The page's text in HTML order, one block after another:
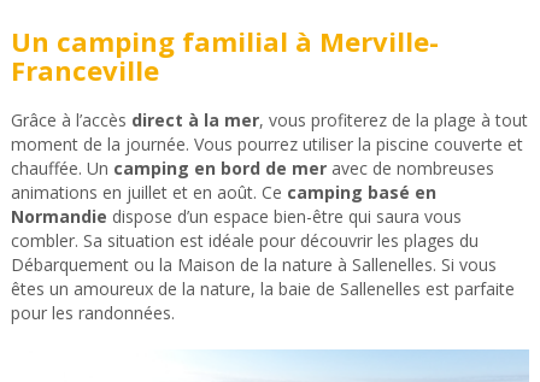
Un camping familial à Merville-
Franceville
Grâce à l’accès direct à la mer, vous profiterez de la plage à tout
moment de la journée. Vous pourrez utiliser la piscine couverte et
chauffée. Un camping en bord de mer avec de nombreuses
animations en juillet et en août. Ce camping basé en
Normandie dispose d’un espace bien-être qui saura vous
combler. Sa situation est idéale pour découvrir les plages du
Débarquement ou la Maison de la nature à Sallenelles. Si vous
êtes un amoureux de la nature, la baie de Sallenelles est parfaite
pour les randonnées.